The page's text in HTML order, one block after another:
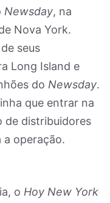
Newsday, na
Nova York.
seus
Long Island e
do Newsday.
que entrar na
de distribuidores
a operação.
o Hoy New York